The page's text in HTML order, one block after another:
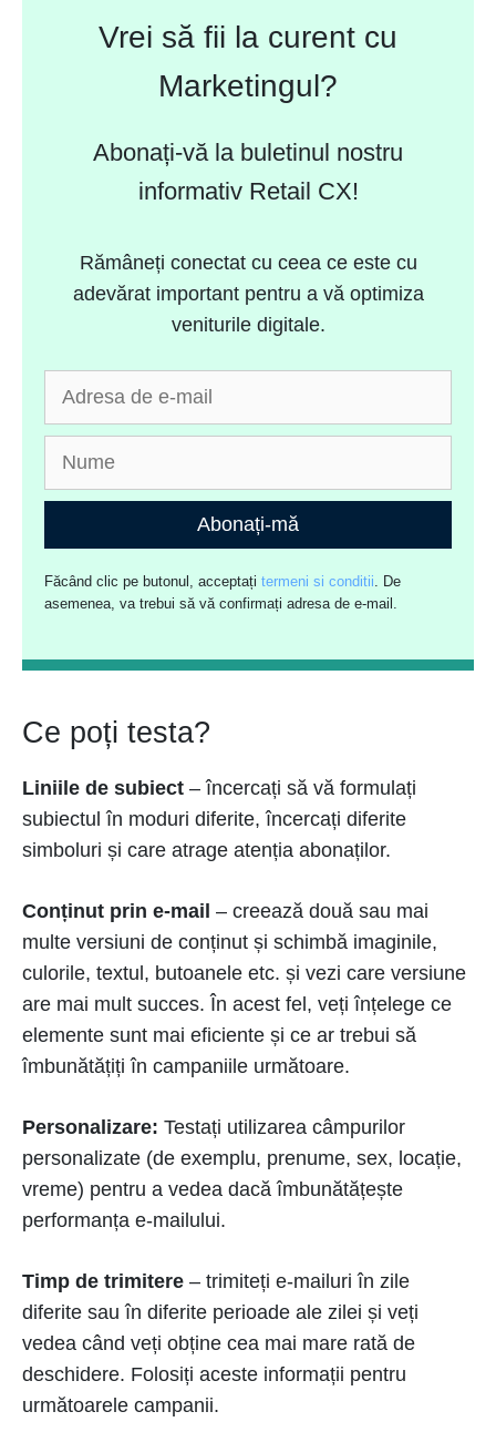
Vrei să fii la curent cu
Marketingul?
Abonați-vă la buletinul nostru
informativ Retail CX!
Rămâneți conectat cu ceea ce este cu
adevărat important pentru a vă optimiza
veniturile digitale.
Abonați-mă
Făcând clic pe butonul, acceptațitermeni si conditii. De
asemenea, va trebui să vă confirmați adresa de e-mail.
Ce poți testa?
Liniile de subiect – încercați să vă formulați
subiectul în moduri diferite, încercați diferite
simboluri și care atrage atenția abonaților.
Conținut prin e-mail – creează două sau mai
multe versiuni de conținut și schimbă imaginile,
culorile, textul, butoanele etc. și vezi care versiune
are mai mult succes. În acest fel, veți înțelege ce
elemente sunt mai eficiente și ce ar trebui să
îmbunătățiți în campaniile următoare.
Personalizare: Testați utilizarea câmpurilor
personalizate (de exemplu, prenume, sex, locație,
vreme) pentru a vedea dacă îmbunătățește
performanța e-mailului.
Timp de trimitere – trimiteți e-mailuri în zile
diferite sau în diferite perioade ale zilei și veți
vedea când veți obține cea mai mare rată de
deschidere. Folosiți aceste informații pentru
următoarele campanii.